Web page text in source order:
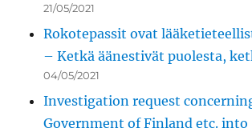
21/05/2021
Rokotepassit ovat
– Ketkä äänestivät puolesta,
04/05/2021
Investigation request
Government of Finland etc. into